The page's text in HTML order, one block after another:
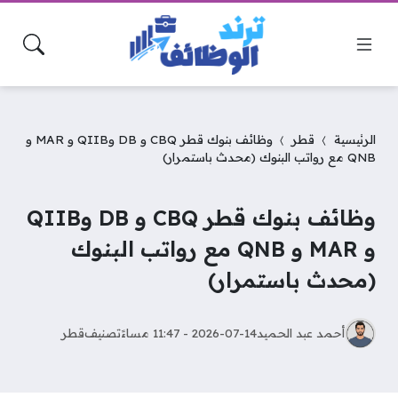
الرئيسية قطر
وظائف بنوك قطر CBQ و DB وQIIB و MAR و
QNB مع رواتب البنوك (محدث باستمرار)
وظائف بنوك قطر CBQ و DB وQIIB
و MAR و QNB مع رواتب البنوك
(محدث باستمرار)
أحمد عبد الحميد2026-07-14 - 11:47 مساءً تصنيفقطر